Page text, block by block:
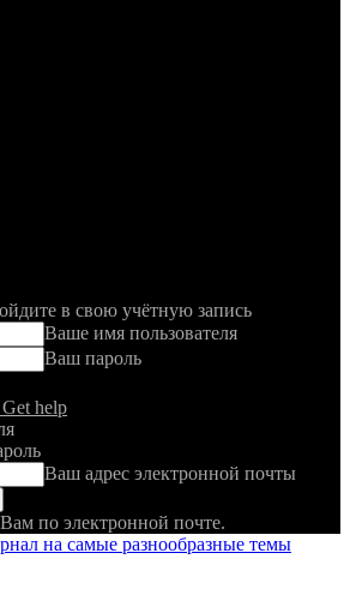
в свою учётную запись
Ваше имя пользователя
Ваш пароль
help
Ваш адрес электронной почты
по электронной почте.
на самые разнообразные темы